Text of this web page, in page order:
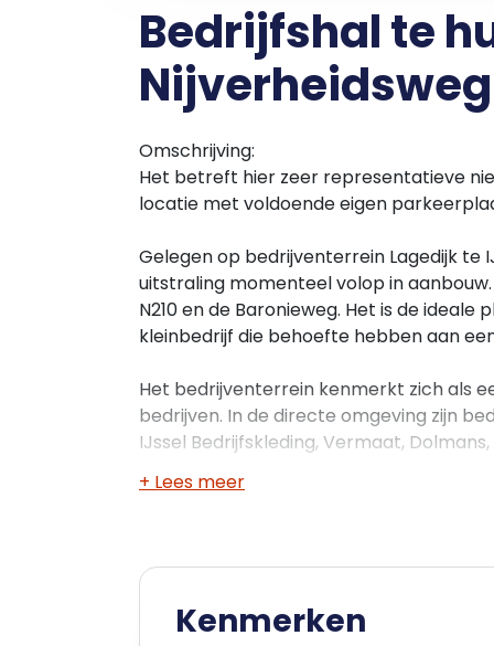
Bedrijfshal te
Nijverheidsweg
Omschrijving:
Het betreft hier zeer representatieve
locatie met voldoende eigen
Gelegen op bedrijventerrein Lagedijk te
uitstraling momenteel volop in
N210 en de Baronieweg. Het is de
kleinbedrijf die behoefte hebben aan
Het bedrijventerrein kenmerkt zich als
bedrijven. In de directe omgeving zijn
IJssel Bedrijfskleding, Vermaat,
IJsselstein profiteert optimaal van haar
+ Lees meer
Kenmerken